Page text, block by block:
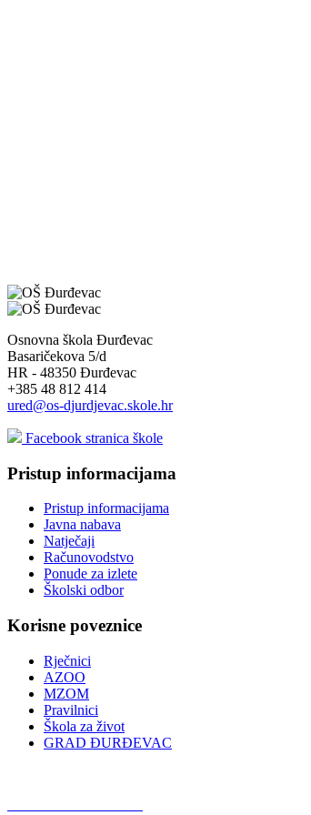
Osnovna škola Đurđevac
Basaričekova 5/d
HR - 48350 Đurđevac
+385 48 812 414
ured@os-djurdjevac.skole.hr
Facebook stranica škole
Pristup informacijama
Pristup informacijama
Javna nabava
Natječaji
Računovodstvo
Ponude za izlete
Školski odbor
Korisne poveznice
Rječnici
AZOO
MZOM
Pravilnici
Škola za život
GRAD ĐURĐEVAC